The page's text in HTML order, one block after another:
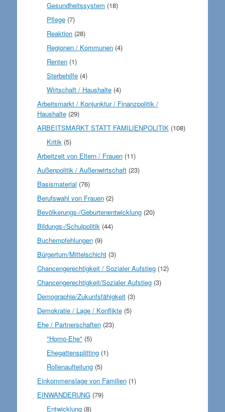
Gesundheitssystem (18)
Pflege (7)
Reaktion (28)
Regionen / Kommunen (4)
Renten (1)
Sterbehilfe (4)
Wirtschaft / Haushalte (4)
Arbeitsmarkt / Konjunktur / Finanzpolitik /
Haushalte(29)
ARBEITSMARKT STATT FAMILIENPOLITIK(108)
Kritik (5)
Arbeitzeit von Eltern / Frauen(11)
Außenpolitik / Außenwirtschaft(23)
Basismaterial (76)
Berufswahl von Frauen(2)
Bevölkerungs-/Geburtenentwicklung(20)
Bildungs-/Schulpolitik(44)
Buchempfehlungen(9)
Bürgertum/Mittelschicht(3)
Chancengerechtigkeit / Sozialer Aufstieg(12)
Chancengerechtigkeit/Sozialer Aufstieg(3)
Demographie/Zukunfsfähigkeit(3)
Demokratie / Lage / Konflikte(5)
Ehe / Partnerschaften(23)
"Homo-Ehe" (5)
Ehegattensplitting (1)
Rollenaufteilung (5)
Einkommenslage von Familien(1)
EINWANDERUNG(79)
Entwicklung (8)